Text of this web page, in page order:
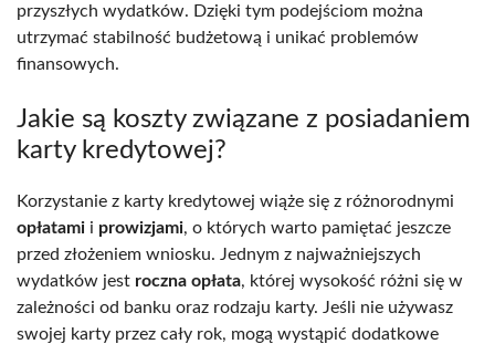
przyszłych wydatków. Dzięki tym podejściom można
utrzymać stabilność budżetową i unikać problemów
finansowych.
Jakie są koszty związane z posiadaniem
karty kredytowej?
Korzystanie z karty kredytowej wiąże się z różnorodnymi
opłatami i prowizjami, o których warto pamiętać jeszcze
przed złożeniem wniosku. Jednym z najważniejszych
wydatków jest roczna opłata, której wysokość różni się w
zależności od banku oraz rodzaju karty. Jeśli nie używasz
swojej karty przez cały rok, mogą wystąpić dodatkowe